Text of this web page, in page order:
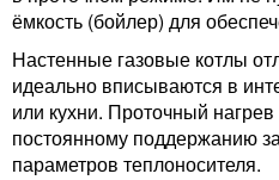
ёмкость (бойлер) для
Настенные газовые котлы
идеально вписываются в
или кухни. Проточный
постоянному поддержанию
параметров теплоносителя.